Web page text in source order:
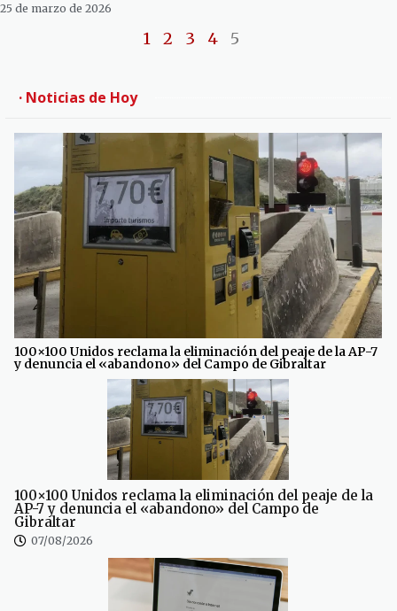
25 de marzo de 2026
1 2 3 4 5
· Noticias de Hoy
100×100 Unidos reclama la eliminación del peaje de la AP-7
y denuncia el «abandono» del Campo de Gibraltar
100×100 Unidos reclama la eliminación del peaje de la
AP-7 y denuncia el «abandono» del Campo de
Gibraltar
07/08/2026